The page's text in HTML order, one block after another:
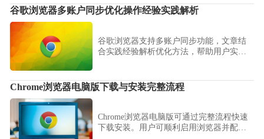
谷歌浏览器多账户同步优化操作经验实践解析
谷歌浏览器支持多账户同步功能，文章结
合实践经验解析优化方法，帮助用户实现
Chrome浏览器电脑版下载与安装完整流程
Chrome浏览器电脑版可通过完整流程快速
下载安装。用户可顺利启用浏览器并配置